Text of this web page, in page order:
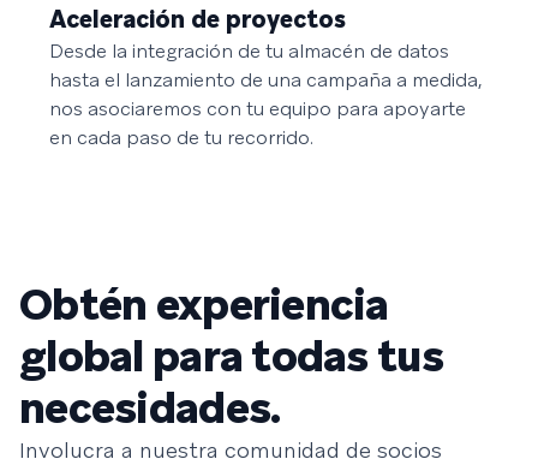
Aceleración de proyectos
Desde la integración de tu almacén de datos
hasta el lanzamiento de una campaña a medida,
nos asociaremos con tu equipo para apoyarte
en cada paso de tu recorrido.
Obtén experiencia
global para todas tus
necesidades.
Involucra a nuestra comunidad de socios